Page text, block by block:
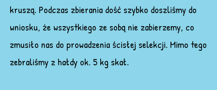
kruszą. Podczas zbierania dość szybko doszliśmy do
wniosku, że wszystkiego ze sobą nie zabierzemy, co
zmusiło nas do prowadzenia ścisłej selekcji. Mimo tego
zebraliśmy z hałdy ok. 5 kg skał.